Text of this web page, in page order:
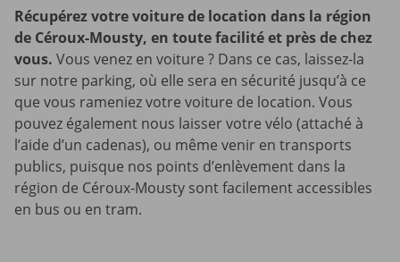
Récupérez votre voiture de location dans la région
de Céroux-Mousty, en toute facilité et près de chez
vous. Vous venez en voiture ? Dans ce cas, laissez-la
sur notre parking, où elle sera en sécurité jusqu’à ce
que vous rameniez votre voiture de location. Vous
pouvez également nous laisser votre vélo (attaché à
l’aide d’un cadenas), ou même venir en transports
publics, puisque nos points d’enlèvement dans la
région de Céroux-Mousty sont facilement accessibles
en bus ou en tram.